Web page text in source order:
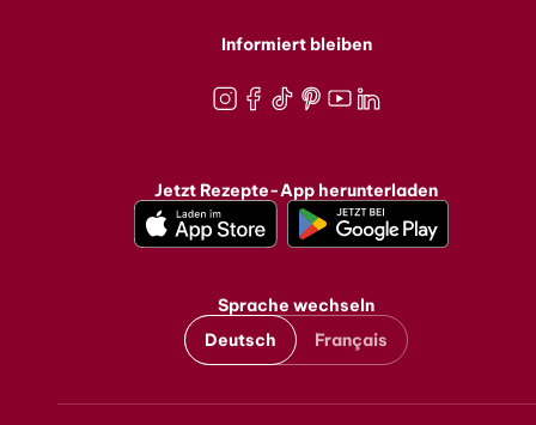
Informiert bleiben
Jetzt Rezepte-App herunterladen
Sprache wechseln
Deutsch
Français